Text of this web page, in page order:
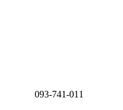
093-741-011